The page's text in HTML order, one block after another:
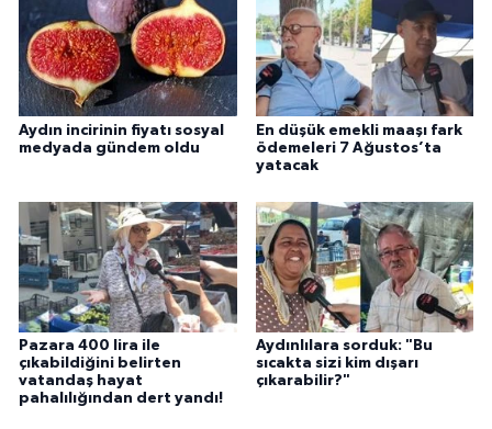
Aydın incirinin fiyatı sosyal
medyada gündem oldu
En düşük emekli maaşı fark
ödemeleri 7 Ağustos’ta
yatacak
Pazara 400 lira ile
çıkabildiğini belirten
vatandaş hayat
pahalılığından dert yandı!
Aydınlılara sorduk: "Bu
sıcakta sizi kim dışarı
çıkarabilir?"
YEREL
AFYON
AFYONKARAHİSAR
DENİZLİ
İZMİR
KÜTAHYA
MANİSA